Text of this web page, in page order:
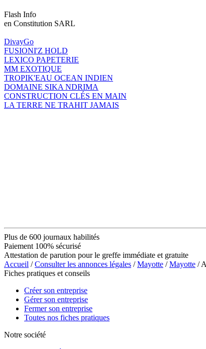
Flash Info
en Constitution SARL
DivayGo
FUSIONI'Z HOLD
LEXICO PAPETERIE
MM EXOTIQUE
TROPIK'EAU OCEAN INDIEN
DOMAINE SIKA NDRIMA
CONSTRUCTION CLÉS EN MAIN
LA TERRE NE TRAHIT JAMAIS
Plus de 600 journaux habilités
Paiement 100% sécurisé
Attestation de parution pour le greffe immédiate et gratuite
Accueil /Consulter les annonces légales /Mayotte /Mayotte /
Fiches pratiques et conseils
Créer son entreprise
Gérer son entreprise
Fermer son entreprise
Toutes nos fiches pratiques
Notre société